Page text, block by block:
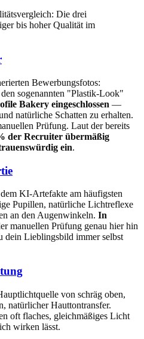
Die drei
bis hoher Qualität im
Bewerbungsfotos:
sogenannten "Plastik-Look"
Bakery eingeschlossen —
natürliche Schatten zu erhalten.
Prüfung. Laut der bereits
der Recruiter übermäßig
ein.
KI-Artefakte am häufigsten
Pupillen, natürliche Lichtreflexe
an den Augenwinkeln. In
manuellen Prüfung genau hier hin
Lieblingsbild immer selbst
von schräg oben,
natürlicher Hauttontransfer.
oft flaches, gleichmäßiges Licht
wirken lässt.